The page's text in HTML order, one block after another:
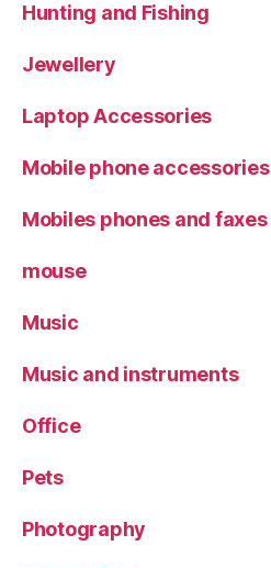
Hunting and Fishing
Jewellery
Laptop Accessories
Mobile phone accessories
Mobiles phones and faxes
mouse
Music
Music and instruments
Office
Pets
Photography